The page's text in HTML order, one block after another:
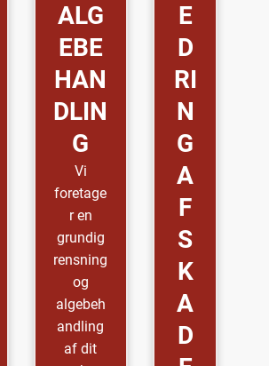
ALG
EBE
HAN
DLIN
G
Vi
foretage
r en
grundig
rensning
og
algebeh
andling
af dit
E
D
RI
N
G
A
F
S
K
A
D